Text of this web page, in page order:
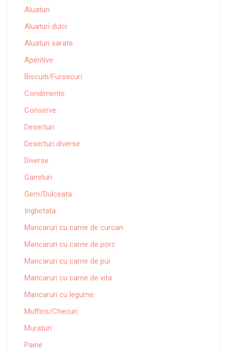
Aluaturi
Aluaturi dulci
Aluaturi sarate
Aperitive
Biscuiti/Fursecuri
Condimente
Conserve
Deserturi
Deserturi diverse
Diverse
Garnituri
Gem/Dulceata
Inghetata
Mancaruri cu carne de curcan
Mancaruri cu carne de porc
Mancaruri cu carne de pui
Mancaruri cu carne de vita
Mancaruri cu legume
Muffins/Checuri
Muraturi
Paine